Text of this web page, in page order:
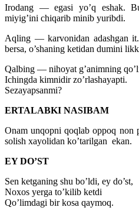
Irodang — egasi yo’q eshak.
miyig’ini chiqarib minib yuribdi.
Aqling — karvonidan adashgan
bersa, o’shaning ketidan dumini
Qalbing — nihoyat g’animning
Ichingda kimnidir zo’rlashayapti.
Sezayapsanmi?
ERTALABKI NASIBAM
Onam unqopni qoqlab oppoq non
solish xayolidan ko’tarilgan ekan.
EY DO’ST
Sen ketganing shu bo’ldi, ey do’st,
Noxos yerga to’kilib ketdi
Qo’limdagi bir kosa qaymoq.